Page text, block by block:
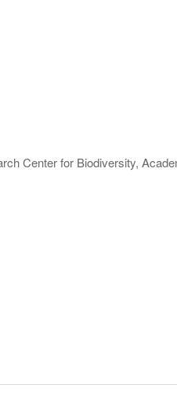
Center for Biodiversity,